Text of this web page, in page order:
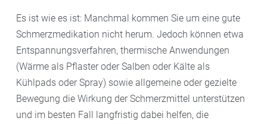
Es ist wie es ist: Manchmal kommen Sie um eine gute
Schmerzmedikation nicht herum. Jedoch können etwa
Entspannungsverfahren, thermische Anwendungen
(Wärme als Pflaster oder Salben oder Kälte als
Kühlpads oder Spray) sowie allgemeine oder gezielte
Bewegung die Wirkung der Schmerzmittel unterstützen
und im besten Fall langfristig dabei helfen, die